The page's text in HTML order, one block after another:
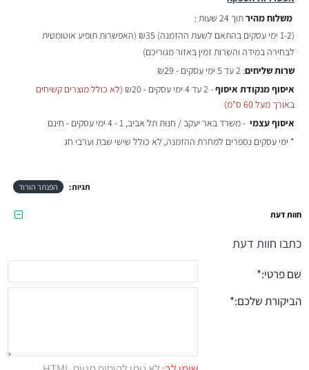
משלוח מהירתוך 24 שעות :
(1-2 ימי עסקים בהתאם לשעת ההזמנה)
₪35 (האפשרות תופיע אוטומטית
לבחירה במידה והשרות זמין באזור מגוריכם)
שרות שליחים: 2 עד 5 ימי עסקים - ₪29
איסוף מנקודת איסוף- 2 עד 4 ימי עסקים - ₪20
(לא כולל מוצרים קשיחים
באורך מעל 60 ס"מ)
איסוף עצמי - משרד באר יעקב / חנות תל אביב, 1 - 4 ימי עסקים - חינם
* ימי עסקים נספרים למחרת ההזמנה, לא כולל שישי שבת וערבי חג
תגיות: הפנתר הורוד
חוות דעת
כתבו חוות דעת
שם פרטי:
הביקורת שלכם: